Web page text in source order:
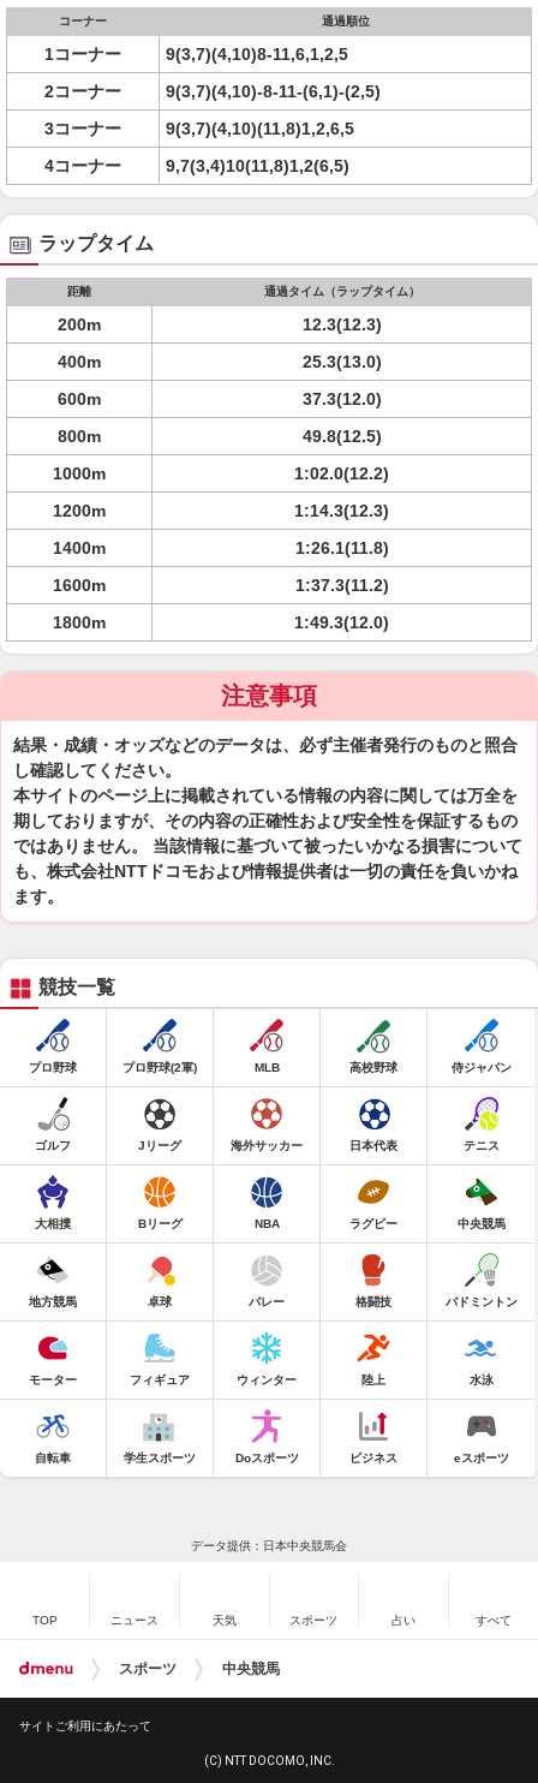
コーナー 通過順位
1コーナー
9(3,7)(4,10)8-11,6,1,2,5
2コーナー
9(3,7)(4,10)-8-11-(6,1)-(2,5)
3コーナー
9(3,7)(4,10)(11,8)1,2,6,5
4コーナー
9,7(3,4)10(11,8)1,2(6,5)
ラップタイム
距離 通過タイム（ラップタイム）
200m
12.3(12.3)
400m
25.3(13.0)
600m
37.3(12.0)
800m
49.8(12.5)
1000m
1:02.0(12.2)
1200m
1:14.3(12.3)
1400m
1:26.1(11.8)
1600m
1:37.3(11.2)
1800m
1:49.3(12.0)
注意事項
結果・成績・オッズなどのデータは、必ず主催者発行のものと照合
し確認してください。
本サイトのページ上に掲載されている情報の内容に関しては万全を
期しておりますが、その内容の正確性および安全性を保証するもの
ではありません。 当該情報に基づいて被ったいかなる損害について
も、株式会社NTTドコモおよび情報提供者は一切の責任を負いかね
ます。
競技一覧
プロ野球 プロ野球(2軍) MLB 高校野球 侍ジャパン
ゴルフ Jリーグ 海外サッカー 日本代表 テニス
大相撲 Bリーグ NBA ラグビー 中央競馬
地方競馬 卓球 バレー 格闘技 バドミントン
モーター フィギュア ウィンター 陸上 水泳
自転車 学生スポーツ Doスポーツ ビジネス eスポーツ
データ提供：日本中央競馬会
TOP ニュース 天気 スポーツ 占い すべて
スポーツ 中央競馬
サイトご利用にあたって
(C) NTT DOCOMO, INC.